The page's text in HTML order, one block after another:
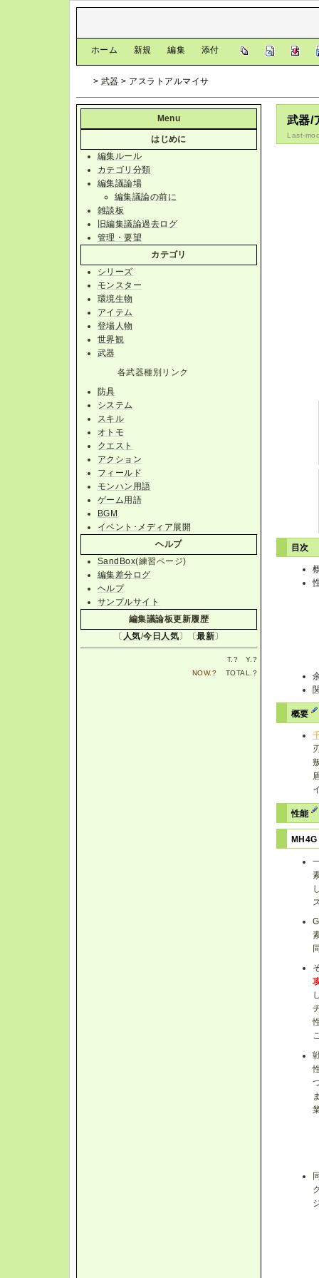
ホーム 新規 編集 添付
> 武器 > アスラトアルマイサ
武器/
Last-
目次
概要
性能
Menu
はじめに
編集ルール
カテゴリ分類
編集議論場
編集議論の前に
雑談板
旧編集議論過去ログ
管理・要望
カテゴリ
シリーズ
モンスター
環境生物
アイテム
登場人物
世界観
武器
各武器種別リンク
防具
システム
スキル
オトモ
クエスト
アクション
フィールド
モンハン用語
ゲーム用語
BGM
イベント･メディア展開
ヘルプ
SandBox(練習ページ)
編集差分ログ
ヘルプ
サンプルサイト
編集議論板更新履歴
〔 人気/今日人気〕〔最新〕
T. ? Y. ?
NOW.? TOTAL. ?